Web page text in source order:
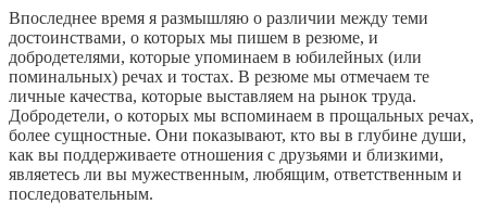
Впоследнее время я размышляю о различии между теми
достоинствами, о которых мы пишем в резюме, и
добродетелями, которые упоминаем в юбилейных (или
поминальных) речах и тостах. В резюме мы отмечаем те
личные качества, которые выставляем на рынок труда.
Добродетели, о которых мы вспоминаем в прощальных речах,
более сущностные. Они показывают, кто вы в глубине души,
как вы поддерживаете отношения с друзьями и близкими,
являетесь ли вы мужественным, любящим, ответственным и
последовательным.